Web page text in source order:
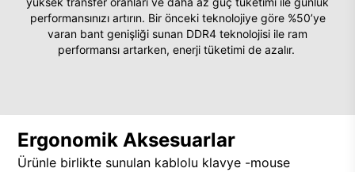
performansınızı artırın. Bir önceki teknolojiye göre %50’ye
varan bant genişliği sunan DDR4 teknolojisi ile ram
performansı artarken, enerji tüketimi de azalır.
Ergonomik Aksesuarlar
Ürünle birlikte sunulan kablolu klavye -mouse